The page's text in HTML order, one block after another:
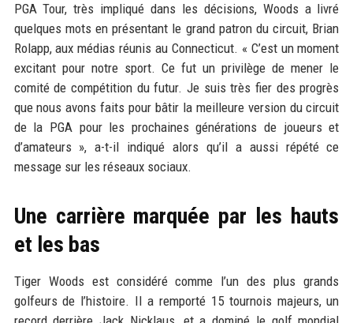
PGA Tour, très impliqué dans les décisions, Woods a livré
quelques mots en présentant le grand patron du circuit, Brian
Rolapp, aux médias réunis au Connecticut. « C’est un moment
excitant pour notre sport. Ce fut un privilège de mener le
comité de compétition du futur. Je suis très fier des progrès
que nous avons faits pour bâtir la meilleure version du circuit
de la PGA pour les prochaines générations de joueurs et
d’amateurs », a-t-il indiqué alors qu’il a aussi répété ce
message sur les réseaux sociaux.
Une carrière marquée par les hauts
et les bas
Tiger Woods est considéré comme l’un des plus grands
golfeurs de l’histoire. Il a remporté 15 tournois majeurs, un